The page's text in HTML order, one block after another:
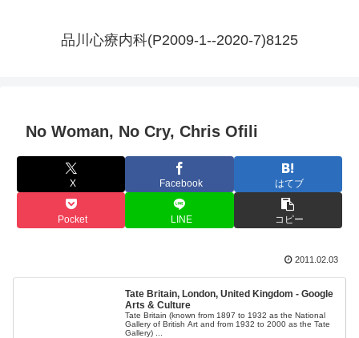
品川心療内科(P2009-1--2020-7)8125
No Woman, No Cry, Chris Ofili
X Facebook はてブ
Pocket LINE コピー
2011.02.03
Tate Britain, London, United Kingdom - Google
Arts & Culture
Tate Britain (known from 1897 to 1932 as the National
Gallery of British Art and from 1932 to 2000 as the Tate
Gallery) ...